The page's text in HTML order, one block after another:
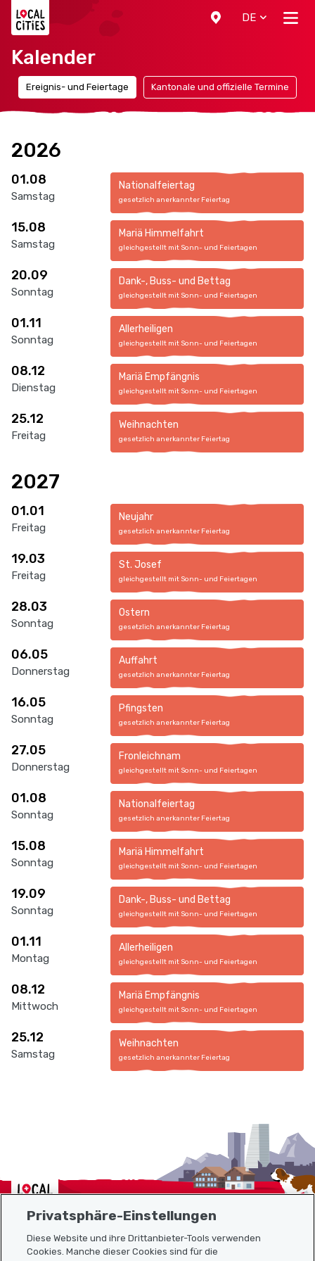
DE
Kalender
Ereignis- und Feiertage Kantonale und offizielle Termine
2026
01.08
Samstag
Nationalfeiertag
gesetzlich anerkannter Feiertag
15.08
Samstag
Mariä Himmelfahrt
gleichgestellt mit Sonn- und Feiertagen
20.09
Sonntag
Dank-, Buss- und Bettag
gleichgestellt mit Sonn- und Feiertagen
01.11
Sonntag
Allerheiligen
gleichgestellt mit Sonn- und Feiertagen
08.12
Dienstag
Mariä Empfängnis
gleichgestellt mit Sonn- und Feiertagen
25.12
Freitag
Weihnachten
gesetzlich anerkannter Feiertag
2027
01.01
Freitag
Neujahr
gesetzlich anerkannter Feiertag
19.03
Freitag
St. Josef
gleichgestellt mit Sonn- und Feiertagen
28.03
Sonntag
Ostern
gesetzlich anerkannter Feiertag
06.05
Donnerstag
Auffahrt
gesetzlich anerkannter Feiertag
16.05
Sonntag
Pfingsten
gesetzlich anerkannter Feiertag
27.05
Donnerstag
Fronleichnam
gleichgestellt mit Sonn- und Feiertagen
01.08
Sonntag
Nationalfeiertag
gesetzlich anerkannter Feiertag
15.08
Sonntag
Mariä Himmelfahrt
gleichgestellt mit Sonn- und Feiertagen
19.09
Sonntag
Dank-, Buss- und Bettag
gleichgestellt mit Sonn- und Feiertagen
01.11
Montag
Allerheiligen
gleichgestellt mit Sonn- und Feiertagen
08.12
Mittwoch
Mariä Empfängnis
gleichgestellt mit Sonn- und Feiertagen
25.12
Samstag
Weihnachten
gesetzlich anerkannter Feiertag
Localcities
Privatsphäre-Einstellungen
Diese Website und ihre Drittanbieter-Tools verwenden
Cookies. Manche dieser Cookies sind für die